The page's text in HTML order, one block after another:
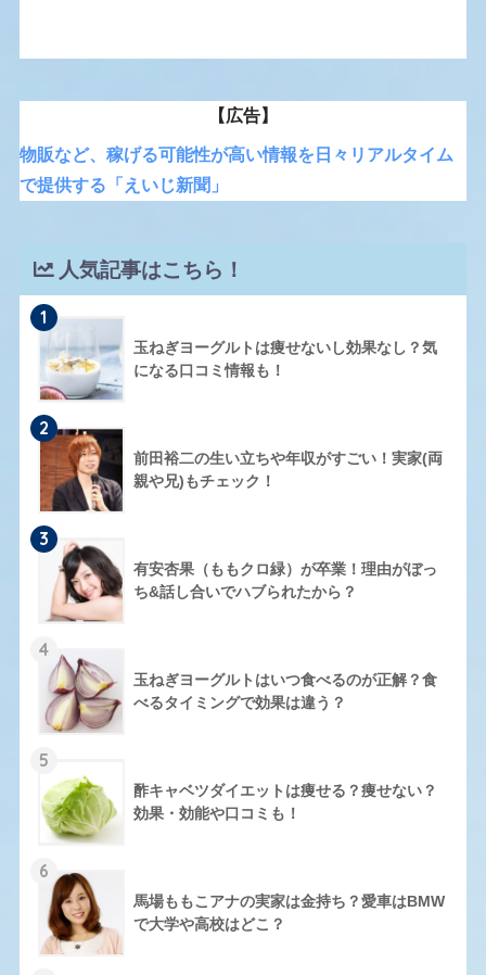
【広告】
物販など、稼げる可能性が高い情報を日々リアルタイム
で提供する「えいじ新聞」
人気記事はこちら！
1
玉ねぎヨーグルトは痩せないし効果なし？気
になる口コミ情報も！
2
前田裕二の生い立ちや年収がすごい！実家(両
親や兄)もチェック！
3
有安杏果（ももクロ緑）が卒業！理由がぼっ
ち&話し合いでハブられたから？
4
玉ねぎヨーグルトはいつ食べるのが正解？食
べるタイミングで効果は違う？
5
酢キャベツダイエットは痩せる？痩せない？
効果・効能や口コミも！
6
馬場ももこアナの実家は金持ち？愛車はBMW
で大学や高校はどこ？